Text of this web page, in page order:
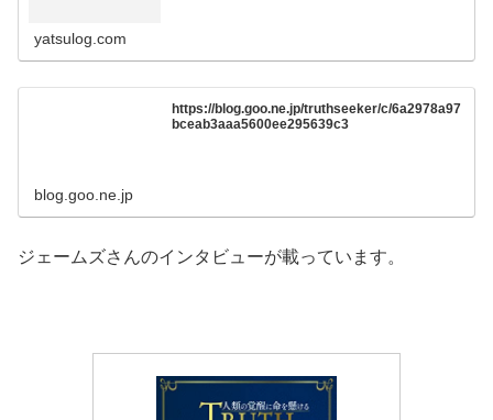
yatsulog.com
https://blog.goo.ne.jp/truthseeker/c/6a2978a97
bceab3aaa5600ee295639c3
blog.goo.ne.jp
ジェームズさんのインタビューが載っています。